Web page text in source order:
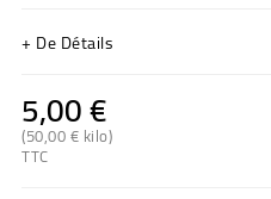
+ De Détails
5,00 €
(50,00 € kilo)
TTC